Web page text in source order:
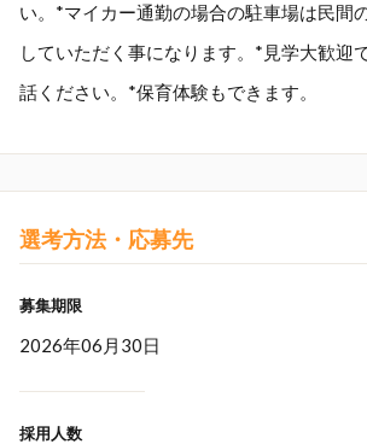
い。*マイカー通勤の場合の駐車場は民間
していただく事になります。*見学大歓迎
話ください。*保育体験もできます。
選考方法・応募先
募集期限
2026年06月30日
採用人数